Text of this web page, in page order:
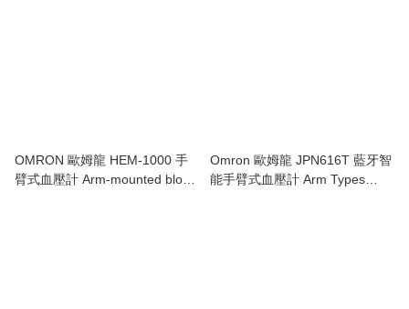
OMRON 歐姆龍 HEM-1000 手
臂式血壓計 Arm-mounted blood
Omron 歐姆龍 JPN616T 藍牙智
能手臂式血壓計 Arm Types